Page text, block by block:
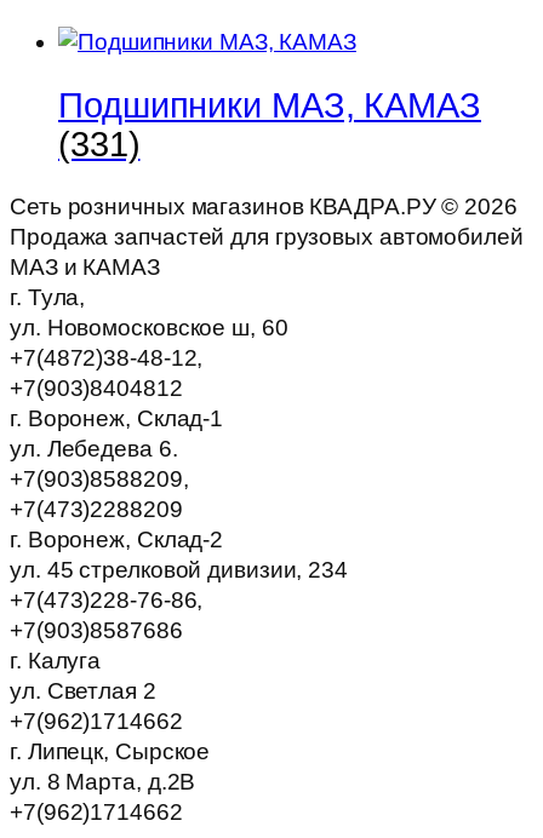
Подшипники МАЗ, КАМАЗ
(331)
Сеть розничных магазинов КВАДРА.РУ © 2026
Продажа запчастей для грузовых автомобилей
МАЗ и КАМАЗ
г. Тула,
ул. Новомосковское ш, 60
+7(4872)38-48-12,
+7(903)8404812
г. Воронеж, Склад-1
ул. Лебедева 6.
+7(903)8588209,
+7(473)2288209
г. Воронеж, Склад-2
ул. 45 стрелковой дивизии, 234
+7(473)228-76-86,
+7(903)8587686
г. Калуга
ул. Светлая 2
+7(962)1714662
г. Липецк, Сырское
ул. 8 Марта, д.2В
+7(962)1714662